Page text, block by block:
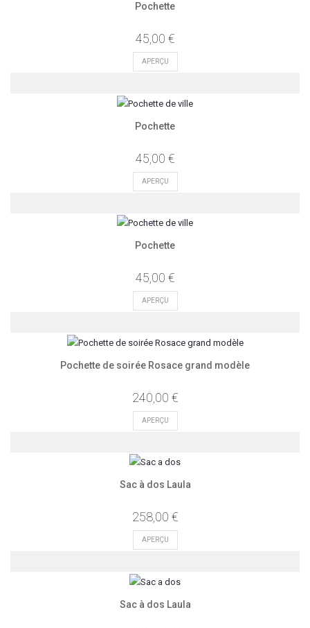
Pochette
45,00 €
APERÇU
Pochette
45,00 €
APERÇU
Pochette
45,00 €
APERÇU
Pochette de soirée Rosace grand modèle
240,00 €
APERÇU
Sac à dos Laula
258,00 €
APERÇU
Sac à dos Laula